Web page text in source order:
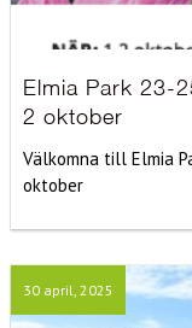
Elmia Park 23-
2 oktober
Välkomna till Elmia
oktober
30 april, 2025